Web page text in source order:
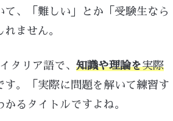
、「難しい」とか「受験生なら
ません。
タリア語で、 知識や理論を実際
す。「実際に問題を解いて練習す
るタイトルですよね。